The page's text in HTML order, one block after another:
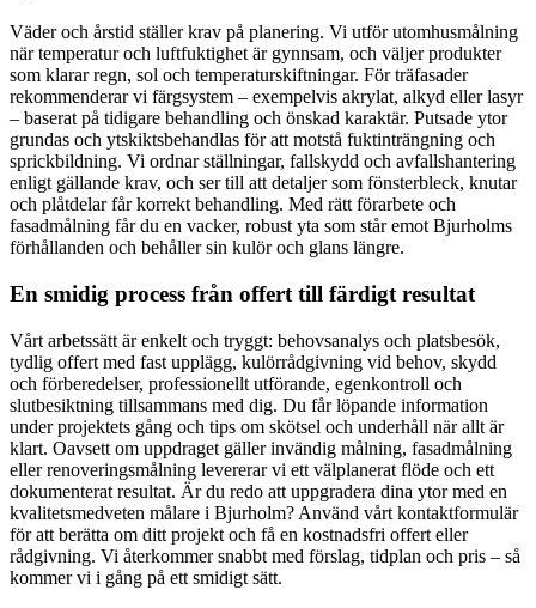
Väder och årstid ställer krav på planering. Vi utför utomhusmålning
när temperatur och luftfuktighet är gynnsam, och väljer produkter
som klarar regn, sol och temperaturskiftningar. För träfasader
rekommenderar vi färgsystem – exempelvis akrylat, alkyd eller lasyr
– baserat på tidigare behandling och önskad karaktär. Putsade ytor
grundas och ytskiktsbehandlas för att motstå fuktinträngning och
sprickbildning. Vi ordnar ställningar, fallskydd och avfallshantering
enligt gällande krav, och ser till att detaljer som fönsterbleck, knutar
och plåtdelar får korrekt behandling. Med rätt förarbete och
fasadmålning får du en vacker, robust yta som står emot Bjurholms
förhållanden och behåller sin kulör och glans längre.
En smidig process från offert till färdigt resultat
Vårt arbetssätt är enkelt och tryggt: behovsanalys och platsbesök,
tydlig offert med fast upplägg, kulörrådgivning vid behov, skydd
och förberedelser, professionellt utförande, egenkontroll och
slutbesiktning tillsammans med dig. Du får löpande information
under projektets gång och tips om skötsel och underhåll när allt är
klart. Oavsett om uppdraget gäller invändig målning, fasadmålning
eller renoveringsmålning levererar vi ett välplanerat flöde och ett
dokumenterat resultat. Är du redo att uppgradera dina ytor med en
kvalitetsmedveten målare i Bjurholm? Använd vårt kontaktformulär
för att berätta om ditt projekt och få en kostnadsfri offert eller
rådgivning. Vi återkommer snabbt med förslag, tidplan och pris – så
kommer vi i gång på ett smidigt sätt.